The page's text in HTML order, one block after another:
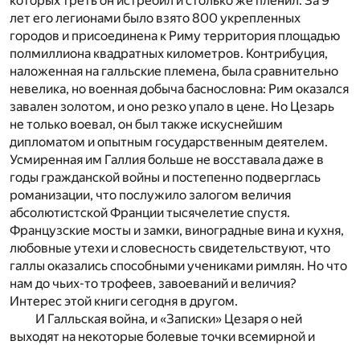
лет его легионами было взято 800 укрепленных
городов и присоединена к Риму территория площадью
полмиллиона квадратных километров. Контрибуция,
наложенная на галльские племена, была сравнительно
невелика, но военная добыча баснословна: Рим оказался
завален золотом, и оно резко упало в цене. Но Цезарь
не только воевал, он был также искуснейшим
дипломатом и опытным государственным деятелем.
Усмиренная им Галлия больше не восставала даже в
годы гражданской войны и постепенно подверглась
романизации, что послужило залогом величия
абсолютистской Франции тысячелетие спустя.
Французские мосты и замки, виноградные вина и кухня,
любовные утехи и словесность свидетельствуют, что
галлы оказались способными учениками римлян. Но что
нам до чьих-то трофеев, завоеваний и величия?
Интерес этой книги сегодня в другом.
И Галльская война, и «Записки» Цезаря о ней
выходят на некоторые болевые точки всемирной и